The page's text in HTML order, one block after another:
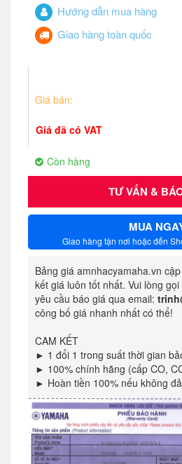
Hướng dẫn mua hàng
Giao hàng toàn quốc
Giá bán:
Giá đã có VAT
Còn hàng
TƯ VẤN &
MUA
Giao hàng tận nơi hoặc đến
Bảng giá amnhacyamaha.vn
kết giá luôn tốt nhất. Vui lòng gọi
yêu cầu báo giá qua email:
công bố giá nhanh nhất có thể!
CAM KẾT
► 1 đổi 1 trong suất thời gian
► 100% chính hãng (cấp CO,
► Hoàn tiền 100% nếu không